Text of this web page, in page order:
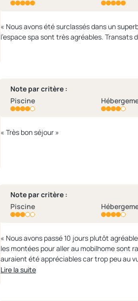
« Nous avons été surclassés dans un
Note par critère :
Piscine
« Très bon séjour »
Note par critère :
Piscine
« Nous avons passé 10 jours plutôt
les montées pour aller au mobilhome sont
auraient été appréciables car trop peu au
voiture près du mobilhome. A part cela,
Lire la suite